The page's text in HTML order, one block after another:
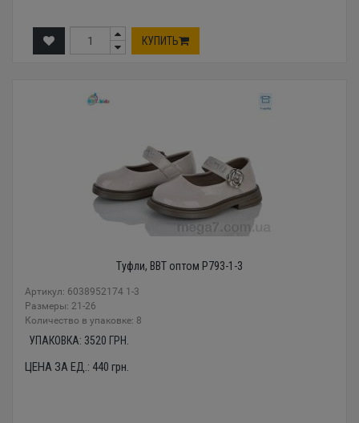
КУПИТЬ
Туфли, BBT оптом P793-1-3
Артикул: 6038952174 1-3
Размеры: 21-26
Количество в упаковке: 8
УПАКОВКА: 3520 ГРН.
ЦЕНА ЗА ЕД.: 440 грн.